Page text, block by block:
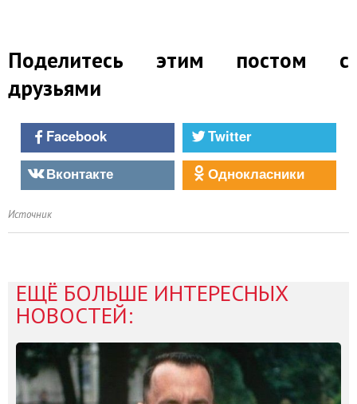
Поделитесь этим постом с
друзьями
Facebook
Twitter
Вконтакте
Однокласники
Источник
ЕЩЁ БОЛЬШЕ ИНТЕРЕСНЫХ
НОВОСТЕЙ: